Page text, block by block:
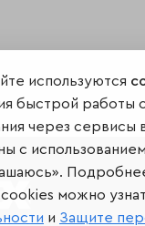
используются
быстрой работы
через сервисы
с
можно
и Защите